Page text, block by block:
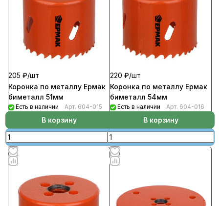
205 ₽/шт
Коронка по металлу Ермак
биметалл 51мм
Есть в наличии Арт. 604-015
В корзину
220 ₽/шт
Коронка по металлу Ермак
биметалл 54мм
Есть в наличии Арт. 604-016
В корзину